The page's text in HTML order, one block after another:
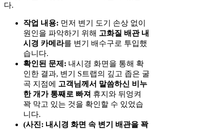
다.
작업 내용: 먼저 변기 도기 손상 없이
원인을 파악하기 위해 고화질 배관 내
시경 카메라를 변기 배수구로 투입했
습니다.
확인된 문제: 내시경 화면을 통해 확
인한 결과, 변기 S트랩의 깊고 좁은 굴
곡 지점에 고객님께서 말씀하신 비누
한 개가 통째로 빠져 휴지와 뒤엉켜
꽉 막고 있는 것을 확인할 수 있었습
니다.
(사진: 내시경 화면 속 변기 배관을 꽉